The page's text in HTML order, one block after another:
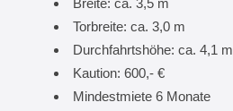
Breite: ca. 3,5 m
Torbreite: ca. 3,0 m
Durchfahrtshöhe: ca. 4,1 m
Kaution: 600,- €
Mindestmiete 6 Monate